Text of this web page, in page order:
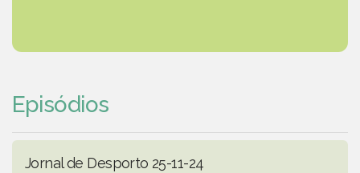
Episódios
Jornal de Desporto 25-11-24